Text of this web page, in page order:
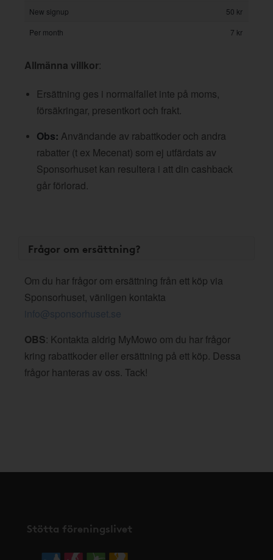
New signup
50 kr
Per month
7 kr
Allmänna villkor:
Ersättning ges i normalfallet inte på moms,
försäkringar, presentkort och frakt.
Obs: Användande av rabattkoder och andra
rabatter (t ex Mecenat) som ej utfärdats av
Sponsorhuset kan resultera i att din cashback
går förlorad.
Frågor om ersättning?
Om du har frågor om ersättning från ett köp via
Sponsorhuset, vänligen kontakta
info@sponsorhuset.se
OBS: Kontakta aldrig MyMowo om du har frågor
kring rabattkoder eller ersättning på ett köp. Dessa
frågor hanteras av oss. Tack!
Stötta föreningslivet